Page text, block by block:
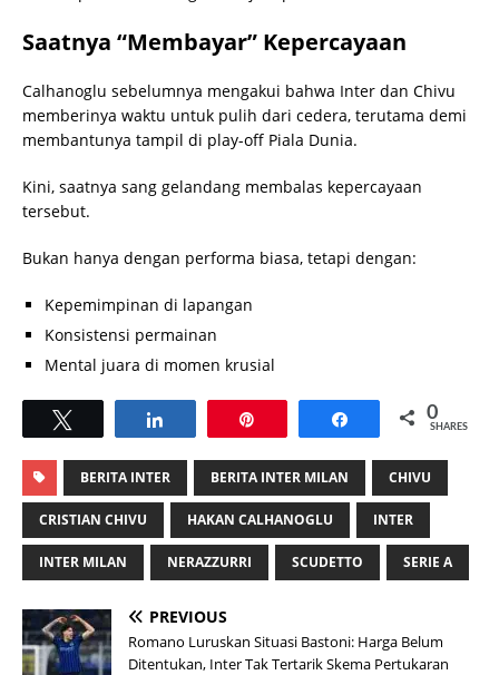
Saatnya “Membayar” Kepercayaan
Calhanoglu sebelumnya mengakui bahwa Inter dan Chivu
memberinya waktu untuk pulih dari cedera, terutama demi
membantunya tampil di play-off Piala Dunia.
Kini, saatnya sang gelandang membalas kepercayaan
tersebut.
Bukan hanya dengan performa biasa, tetapi dengan:
Kepemimpinan di lapangan
Konsistensi permainan
Mental juara di momen krusial
Share 0
SHARES
BERITA INTER BERITA INTER MILAN CHIVU
CRISTIAN CHIVU HAKAN CALHANOGLU INTER
INTER MILAN NERAZZURRI SCUDETTO SERIE A
PREVIOUS
Romano Luruskan Situasi Bastoni: Harga Belum
Ditentukan, Inter Tak Tertarik Skema Pertukaran